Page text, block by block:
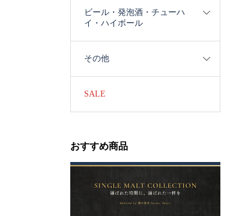
ビール・発泡酒・チューハ
イ・ハイボール
その他
SALE
おすすめ商品